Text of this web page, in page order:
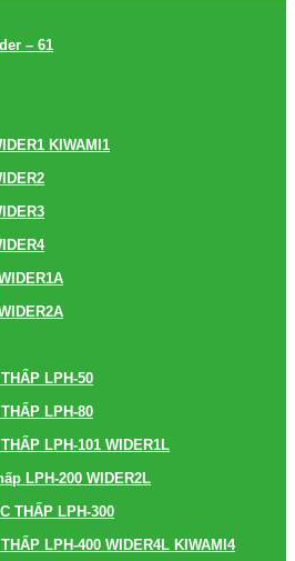
– 61
KIWAMI1
LPH-50
LPH-80
LPH-101 WIDER1L
LPH-200 WIDER2L
THẤP LPH-300
LPH-400 WIDER4L KIWAMI4